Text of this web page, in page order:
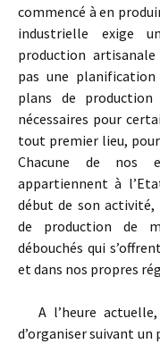
commencé à en
industrielle exige
production
pas une planification
plans de
nécessaires pour
tout premier lieu,
Chacune de nos
appartiennent à
début de son
de production de
débouchés qui
et dans nos propres
A l’heure actuelle,
d’organiser suivant un